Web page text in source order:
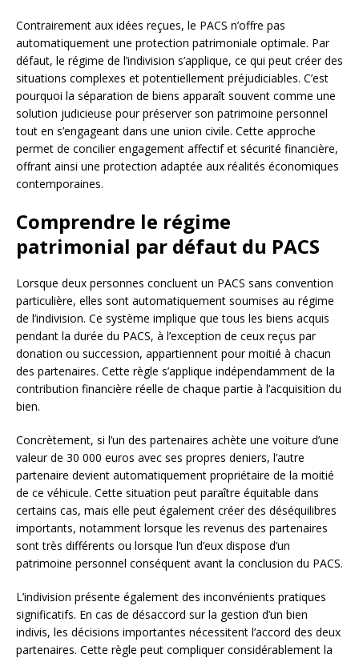
Contrairement aux idées reçues, le PACS n’offre pas
automatiquement une protection patrimoniale optimale. Par
défaut, le régime de l’indivision s’applique, ce qui peut créer des
situations complexes et potentiellement préjudiciables. C’est
pourquoi la séparation de biens apparaît souvent comme une
solution judicieuse pour préserver son patrimoine personnel
tout en s’engageant dans une union civile. Cette approche
permet de concilier engagement affectif et sécurité financière,
offrant ainsi une protection adaptée aux réalités économiques
contemporaines.
Comprendre le régime
patrimonial par défaut du PACS
Lorsque deux personnes concluent un PACS sans convention
particulière, elles sont automatiquement soumises au régime
de l’indivision. Ce système implique que tous les biens acquis
pendant la durée du PACS, à l’exception de ceux reçus par
donation ou succession, appartiennent pour moitié à chacun
des partenaires. Cette règle s’applique indépendamment de la
contribution financière réelle de chaque partie à l’acquisition du
bien.
Concrètement, si l’un des partenaires achète une voiture d’une
valeur de 30 000 euros avec ses propres deniers, l’autre
partenaire devient automatiquement propriétaire de la moitié
de ce véhicule. Cette situation peut paraître équitable dans
certains cas, mais elle peut également créer des déséquilibres
importants, notamment lorsque les revenus des partenaires
sont très différents ou lorsque l’un d’eux dispose d’un
patrimoine personnel conséquent avant la conclusion du PACS.
L’indivision présente également des inconvénients pratiques
significatifs. En cas de désaccord sur la gestion d’un bien
indivis, les décisions importantes nécessitent l’accord des deux
partenaires. Cette règle peut compliquer considérablement la